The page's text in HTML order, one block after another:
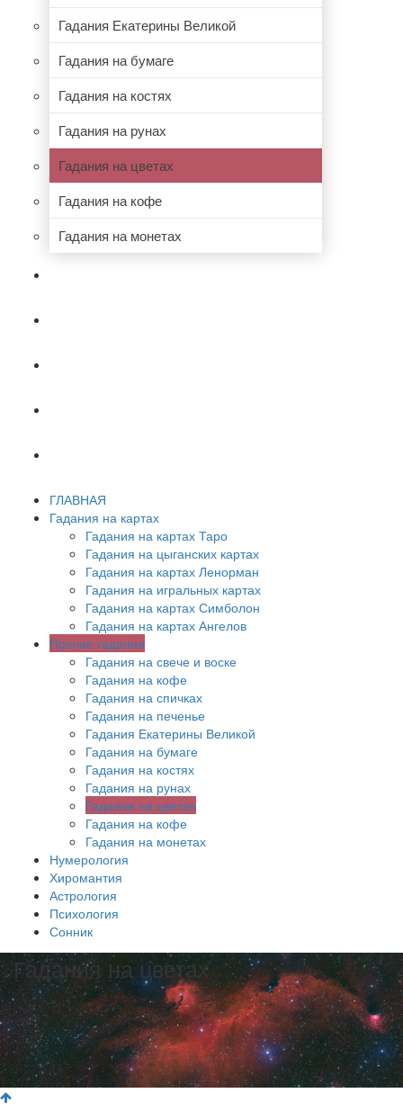
Гадания Екатерины Великой
Гадания на бумаге
Гадания на костях
Гадания на рунах
Гадания на цветах
Гадания на кофе
Гадания на монетах
ГЛАВНАЯ
Гадания на картах
Гадания на картах Таро
Гадания на цыганских картах
Гадания на картах Ленорман
Гадания на игральных картах
Гадания на картах Симболон
Гадания на картах Ангелов
Прочие гадания
Гадания на свече и воске
Гадания на кофе
Гадания на спичках
Гадания на печенье
Гадания Екатерины Великой
Гадания на бумаге
Гадания на костях
Гадания на рунах
Гадания на цветах
Гадания на кофе
Гадания на монетах
Нумерология
Хиромантия
Астрология
Психология
Сонник
Гадания на цветах